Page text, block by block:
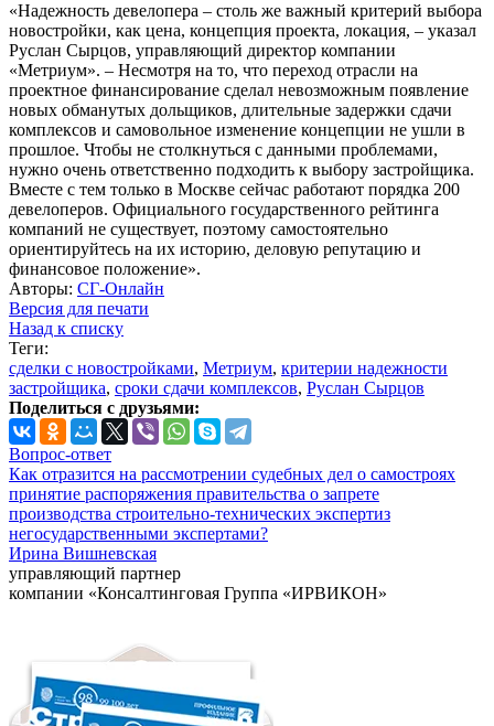
«Надежность девелопера – столь же важный критерий выбора
новостройки, как цена, концепция проекта, локация, – указал
Руслан Сырцов, управляющий директор компании
«Метриум». – Несмотря на то, что переход отрасли на
проектное финансирование сделал невозможным появление
новых обманутых дольщиков, длительные задержки сдачи
комплексов и самовольное изменение концепции не ушли в
прошлое. Чтобы не столкнуться с данными проблемами,
нужно очень ответственно подходить к выбору застройщика.
Вместе с тем только в Москве сейчас работают порядка 200
девелоперов. Официального государственного рейтинга
компаний не существует, поэтому самостоятельно
ориентируйтесь на их историю, деловую репутацию и
финансовое положение».
Авторы: СГ-Онлайн
Версия для печати
Назад к списку
Теги:
сделки с новостройками, Метриум, критерии надежности
застройщика, сроки сдачи комплексов, Руслан Сырцов
Поделиться с друзьями:
Вопрос-ответ
Как отразится на рассмотрении судебных дел о самостроях
принятие распоряжения правительства о запрете
производства строительно-технических экспертиз
негосударственными экспертами?
Ирина Вишневская
управляющий партнер
компании «Консалтинговая Группа «ИРВИКОН»